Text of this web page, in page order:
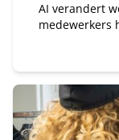
AI verandert
medewerkers
organisaties
versterken in
professionals